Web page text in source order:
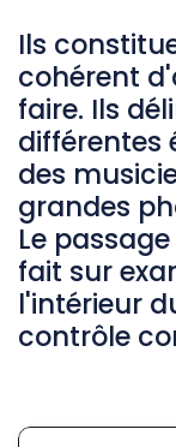
Ils
cohérent
faire. Ils
différentes
des
grandes
Le
fait sur
l'intérieur
contrôle